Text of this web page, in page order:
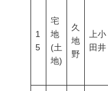
1
5
宅
地
(土
地)
久
地
野
上小
田井